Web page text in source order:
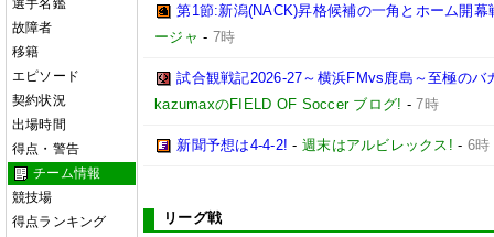
選手名鑑
故障者
移籍
エピソード
契約状況
出場時間
得点・警告
チーム情報
競技場
得点ランキング
第1節:新潟(NACK)昇格候補の一角とホーム開幕
ージャ - 7時
試合観戦記2026-27～横浜FMvs鹿島～至極の
kazumaxのFIELD OF Soccer ブログ! -7時
新聞予想は4-4-2! -週末はアルビレックス! - 6時
リーグ戦